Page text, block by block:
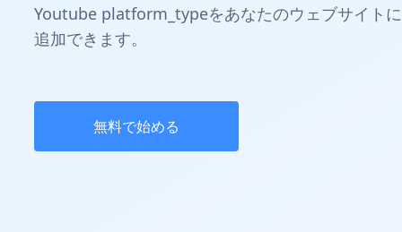
Youtube platform_typeをあなたのウェブサイトに
追加できます。
無料で始める